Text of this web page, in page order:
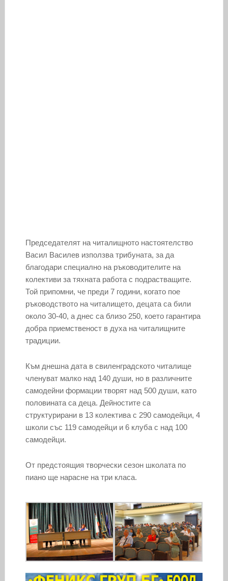
Председателят на читалищното настоятелство
Васил Василев използва трибуната, за да
благодари специално на ръководителите на
колективи за тяхната работа с подрастващите.
Той припомни, че преди 7 години, когато пое
ръководството на читалището, децата са били
около 30-40, а днес са близо 250, което гарантира
добра приемственост в духа на читалищните
традиции.
Към днешна дата в свиленградското читалище
членуват малко над 140 души, но в различните
самодейни формации творят над 500 души, като
половината са деца. Дейностите са
структурирани в 13 колектива с 290 самодейци, 4
школи със 119 самодейци и 6 клуба с над 100
самодейци.
От предстоящия творчески сезон школата по
пиано ще нарасне на три класа.